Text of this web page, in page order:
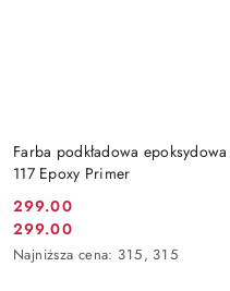
Farba podkładowa
117 Epoxy Primer
Cena
promocyjna:
299.00
Cena
promocyjna:
299.00
Najniższa
Najniższa cena: 315, 315